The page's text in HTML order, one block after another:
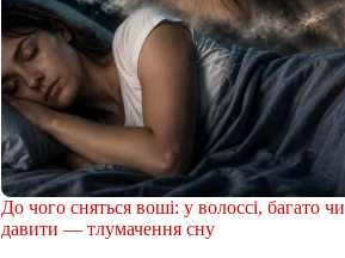
До чого сняться воші: у волоссі, багато чи
давити — тлумачення сну